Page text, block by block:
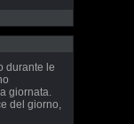
durante le
giornata.
del giorno,